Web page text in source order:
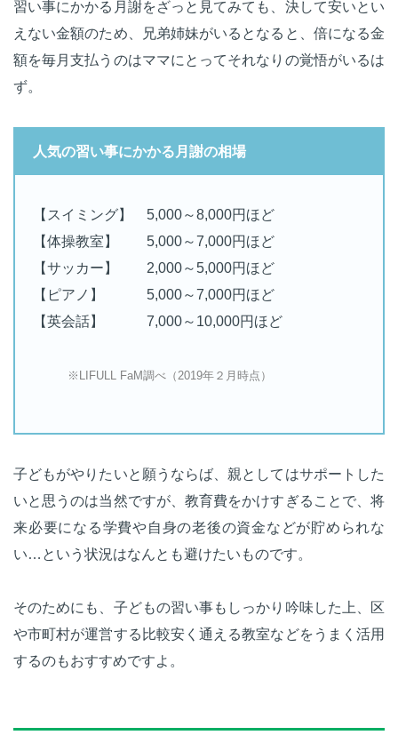
習い事にかかる月謝をざっと見てみても、決して安いとい
えない金額のため、兄弟姉妹がいるとなると、倍になる金
額を毎月支払うのはママにとってそれなりの覚悟がいるは
ず。
人気の習い事にかかる月謝の相場
【スイミング】 5,000～8,000円ほど
【体操教室】 5,000～7,000円ほど
【サッカー】 2,000～5,000円ほど
【ピアノ】 5,000～7,000円ほど
【英会話】 7,000～10,000円ほど
※LIFULL FaM調べ（2019年２月時点）
子どもがやりたいと願うならば、親としてはサポートした
いと思うのは当然ですが、教育費をかけすぎることで、将
来必要になる学費や自身の老後の資金などが貯められな
い…という状況はなんとも避けたいものです。
そのためにも、子どもの習い事もしっかり吟味した上、区
や市町村が運営する比較安く通える教室などをうまく活用
するのもおすすめですよ。